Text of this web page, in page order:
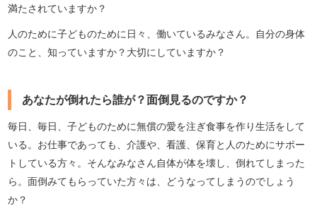
満たされていますか？
人のために子どものために日々、働いているみなさん。自分の身体
のこと、知っていますか？大切にしていますか？
あなたが倒れたら誰が？面倒見るのですか？
毎日、毎日、子どものために無償の愛を注ぎ食事を作り生活をして
いる。お仕事であっても、介護や、看護、保育と人のためにサポー
トしている方々。そんなみなさん自体が体を壊し、倒れてしまった
ら。面倒みてもらっていた方々は、どうなってしまうのでしょう
か？